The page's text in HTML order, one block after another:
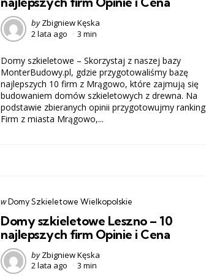
Posted
by
by Zbigniew Kęska
2 lata ago
3 min
Domy szkieletowe – Skorzystaj z naszej bazy
MonterBudowy.pl, gdzie przygotowaliśmy bazę
najlepszych 10 firm z Mrągowo, które zajmują się
budowaniem domów szkieletowych z drewna. Na
podstawie zbieranych opinii przygotowujmy ranking
Firm z miasta Mrągowo,...
Categories
post
wDomy Szkieletowe Wielkopolskie
Domy szkieletowe Leszno – 10
najlepszych firm Opinie i Cena
Posted
by
by Zbigniew Kęska
2 lata ago
3 min